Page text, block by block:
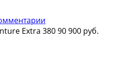
Extra 38090 900 руб.